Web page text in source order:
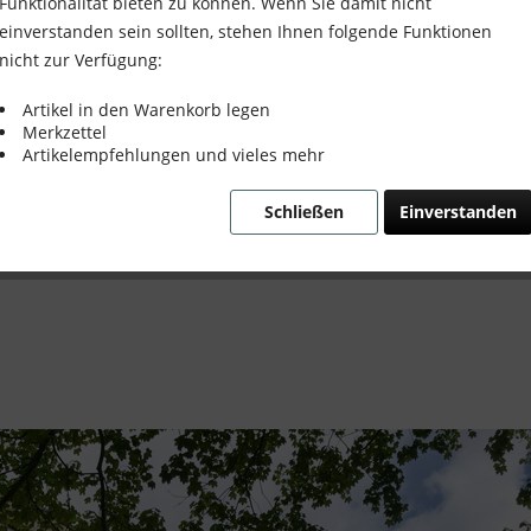
Alter Neuer Glanz im Umgebauten
kürzlich in ein fabelhaftes, umgebautes
einverstanden sein sollten, stehen Ihnen folgende Funktionen
nicht zur Verfügung:
Artikel in den Warenkorb legen
Merkzettel
Artikelempfehlungen und vieles mehr
Einverstanden
Schließen